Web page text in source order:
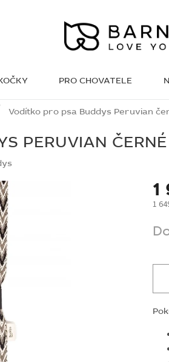
PRO CHOVATELE
WISH LIST
Vodítko pro psa Buddys Peruvian
PERUVIAN ČERNÉ
1
1